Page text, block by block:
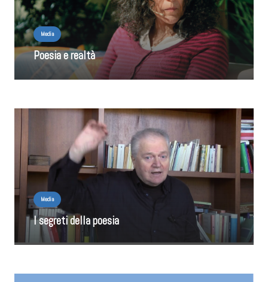
Media
Poesia e realtà
Media
I segreti della poesia